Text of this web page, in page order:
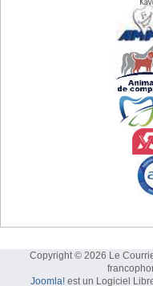
Copyright © 2026 Le
Joomla!est un Logiciel